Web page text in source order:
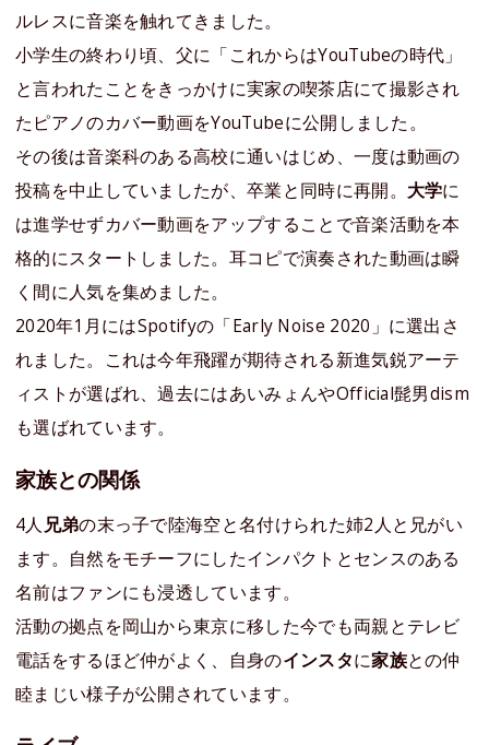
ルレスに音楽を触れてきました。
小学生の終わり頃、父に「これからはYouTubeの時代」
と言われたことをきっかけに実家の喫茶店にて撮影され
たピアノのカバー動画をYouTubeに公開しました。
その後は音楽科のある高校に通いはじめ、一度は動画の
投稿を中止していましたが、卒業と同時に再開。 大学に
は進学せずカバー動画をアップすることで音楽活動を本
格的にスタートしました。耳コピで演奏された動画は瞬
く間に人気を集めました。
2020年1月にはSpotifyの「Early Noise 2020」に選出さ
れました。これは今年飛躍が期待される新進気鋭アーテ
ィストが選ばれ、過去にはあいみょんやOfficial髭男dism
も選ばれています。
家族との関係
4人 兄弟の末っ子で陸海空と名付けられた姉2人と兄がい
ます。自然をモチーフにしたインパクトとセンスのある
名前はファンにも浸透しています。
活動の拠点を岡山から東京に移した今でも両親とテレビ
電話をするほど仲がよく、自身のインスタに家族との仲
睦まじい様子が公開されています。